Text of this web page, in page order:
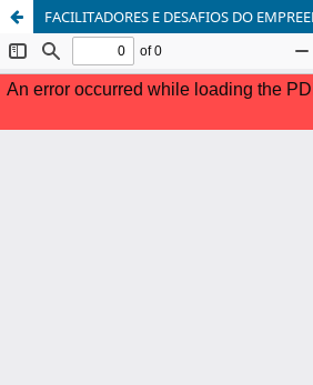
FACILITADORES E DESAFIOS DO